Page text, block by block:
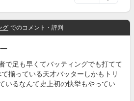
グ でのコメント・評判
で足も早くてバッティングでも打てて
揃っている天才バッターしかもトリ
いるなんて史上初の快挙もやってい